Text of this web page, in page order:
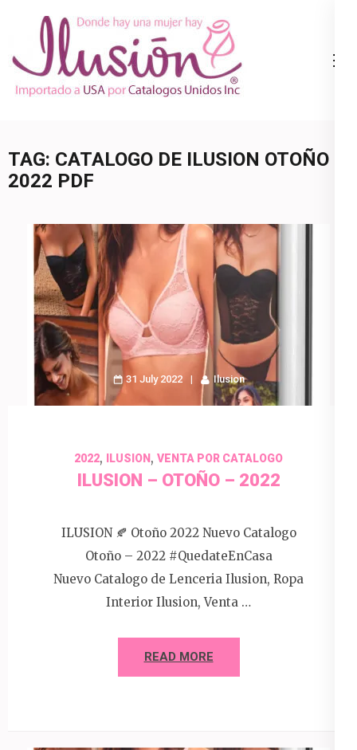
content
(Press
Ropa Interior
800.825.9452
TAG: CATALOGO DE ILUSION OTOÑO
2022 PDF
31 July 2022 Ilusion
2022, ILUSION , VENTA POR CATALOGO
ILUSION – OTOÑO – 2022
ILUSION 🍂 Otoño 2022 Nuevo Catalogo
Otoño – 2022 #QuedateEnCasa
Nuevo Catalogo de Lenceria Ilusion, Ropa
Interior Ilusion, Venta …
READ MORE